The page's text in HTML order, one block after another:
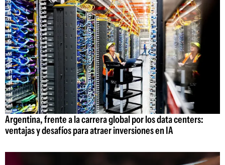
Argentina, frente a la carrera global por los data centers:
ventajas y desafíos para atraer inversiones en IA